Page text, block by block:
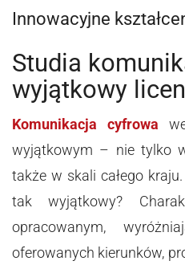
Innowacyjne
Studia
wyjątkowy
Komunikacja cyfrowa
wyjątkowym – nie tylko
także w skali całego
tak wyjątkowy?
opracowanym,
oferowanych kierunków,